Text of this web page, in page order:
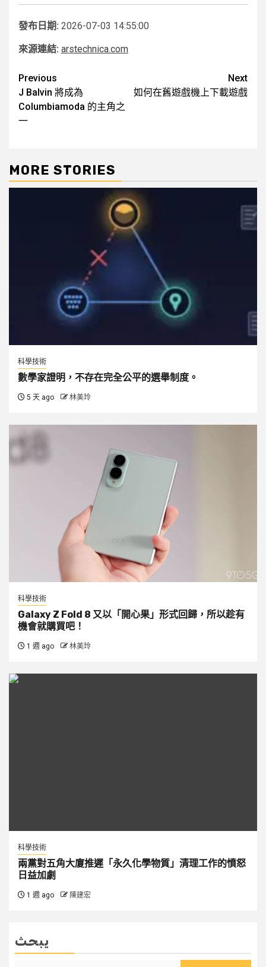
發布日期: 2026-07-03 14:55:00
來源連結: arstechnica.com
Post
navigation
Previous
J Balvin 將成為
Columbiamoda 的主角之
一
Next
如何在舊遊戲機上下載遊戲
MORE STORIES
科學技術
數學家證明，不存在完全公平的選舉制度。
5 天 ago 林美玲
科學技術
Galaxy Z Fold 8 又以「開心果」形式回歸，所以趁有
機會就購買吧！
1 週 ago 林美玲
科學技術
兩黨對五角大廈推遲「永久化學物質」清理工作的憤怒
日益加劇
1 週 ago 陳建宏
يبحث